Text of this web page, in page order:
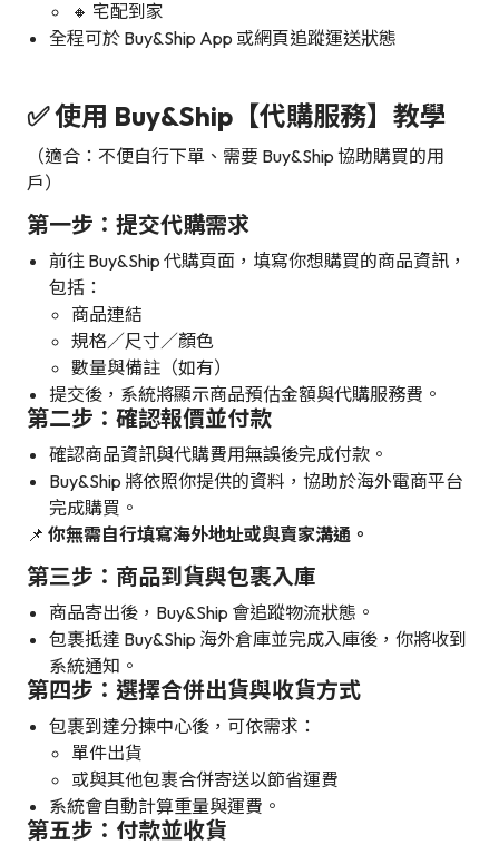
🔸 宅配到家
全程可於 Buy&Ship App 或網頁追蹤運送狀態
✅ 使用 Buy&Ship【代購服務】教學
（適合：不便自行下單、需要 Buy&Ship 協助購買的用
戶）
第一步：提交代購需求
前往 Buy&Ship 代購頁面，填寫你想購買的商品資訊，
包括：
商品連結
規格／尺寸／顏色
數量與備註（如有）
提交後，系統將顯示商品預估金額與代購服務費。
第二步：確認報價並付款
確認商品資訊與代購費用無誤後完成付款。
Buy&Ship 將依照你提供的資料，協助於海外電商平台
完成購買。
📌 你無需自行填寫海外地址或與賣家溝通。
第三步：商品到貨與包裹入庫
商品寄出後，Buy&Ship 會追蹤物流狀態。
包裹抵達 Buy&Ship 海外倉庫並完成入庫後，你將收到
系統通知。
第四步：選擇合併出貨與收貨方式
包裹到達分揀中心後，可依需求：
單件出貨
或與其他包裹合併寄送以節省運費
系統會自動計算重量與運費。
第五步：付款並收貨